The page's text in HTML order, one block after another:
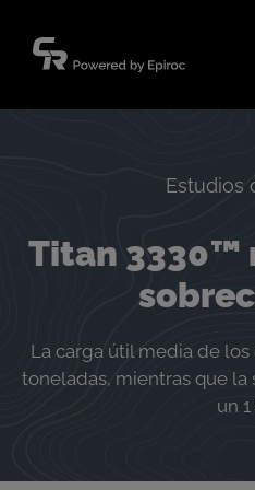
contenido
Estudios
Titan 3330™
La carga útil media de
toneladas, mientras que
un 1